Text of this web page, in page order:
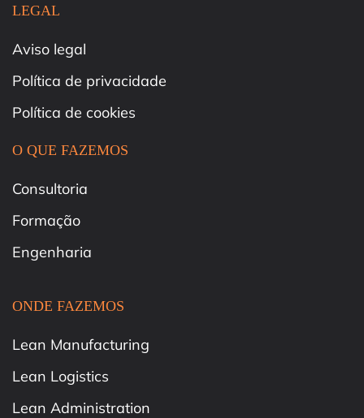
LEGAL
Aviso legal
Política de privacidade
Política de cookies
O QUE FAZEMOS
Consultoria
Formação
Engenharia
ONDE FAZEMOS
Lean Manufacturing
Lean Logistics
Lean Administration